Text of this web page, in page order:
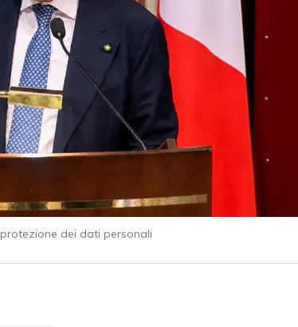
dei dati personali
Applicazioni
News, attualità e analisi Cyber sicurezza e privacy